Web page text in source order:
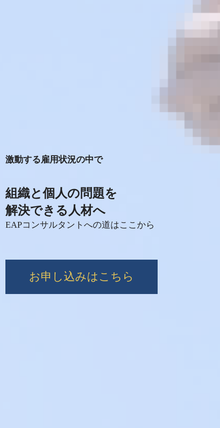
激動する雇用状況の中で
組織と個人の問題を
解決できる人材へ
EAPコンサルタントへの道はここから
お申し込みはこちら